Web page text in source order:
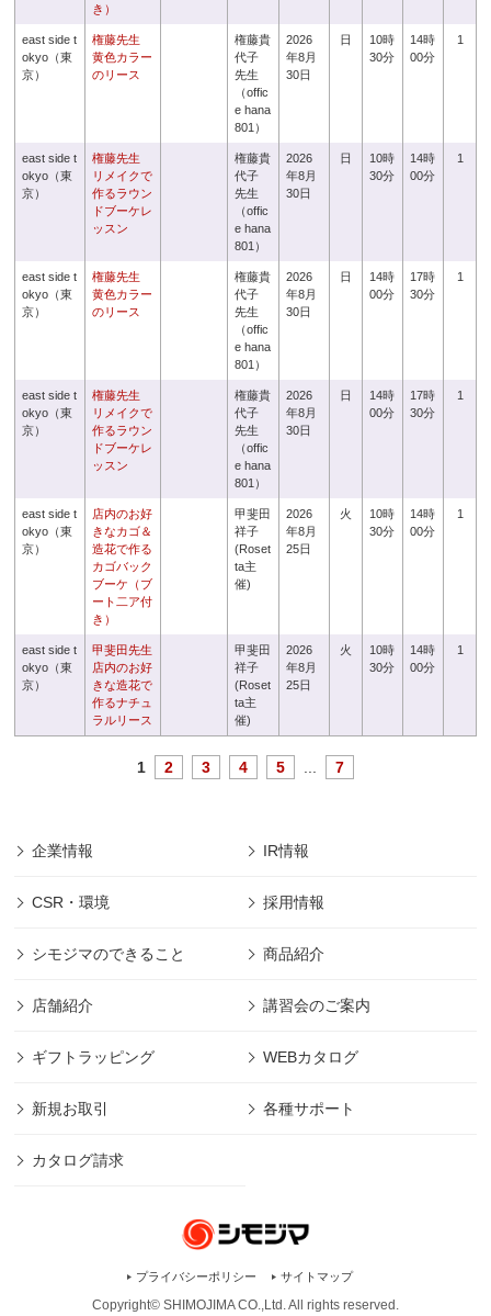
き）
east side t
okyo（東
京）
権藤先生
黄色カラー
のリース
権藤貴
代子
先生
（offic
e hana
801）
2026
年8月
30日
日
10時
30分
14時
00分
1
east side t
okyo（東
京）
権藤先生
リメイクで
作るラウン
ドブーケレ
ッスン
権藤貴
代子
先生
（offic
e hana
801）
2026
年8月
30日
日
10時
30分
14時
00分
1
east side t
okyo（東
京）
権藤先生
黄色カラー
のリース
権藤貴
代子
先生
（offic
e hana
801）
2026
年8月
30日
日
14時
00分
17時
30分
1
east side t
okyo（東
京）
権藤先生
リメイクで
作るラウン
ドブーケレ
ッスン
権藤貴
代子
先生
（offic
e hana
801）
2026
年8月
30日
日
14時
00分
17時
30分
1
east side t
okyo（東
京）
店内のお好
きなカゴ＆
造花で作る
カゴバック
ブーケ（ブ
ート二ア付
き）
甲斐田
祥子
(Roset
ta主
催)
2026
年8月
25日
火
10時
30分
14時
00分
1
east side t
okyo（東
京）
甲斐田先生
店内のお好
きな造花で
作るナチュ
ラルリース
甲斐田
祥子
(Roset
ta主
催)
2026
年8月
25日
火
10時
30分
14時
00分
1
1 2 3 4 5 7
企業情報 IR情報
CSR・環境 採用情報
シモジマのできること 商品紹介
店舗紹介 講習会のご案内
ギフトラッピング WEBカタログ
新規お取引 各種サポート
カタログ請求
プライバシーポリシー サイトマップ
Copyright© SHIMOJIMA CO.,Ltd. All rights reserved.